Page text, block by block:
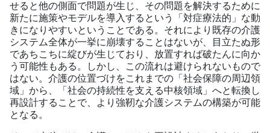
せると他の側面で問題が生じ、その問題を解決するために
新たに施策やモデルを導入するという「対症療法的」な動
きになりやすいということである。それにより既存の介護
システム全体が一挙に崩壊することはないが、目立たぬ形
であちこちに綻びが生じており、放置すれば破たんに向か
う可能性もある。しかし、この流れは避けられないもので
はない。介護の位置づけをこれまでの「社会保障の周辺領
域」から、「社会の持続性を支える中核領域」へと転換し
再設計することで、より強靭な介護システムの構築が可能
となる。